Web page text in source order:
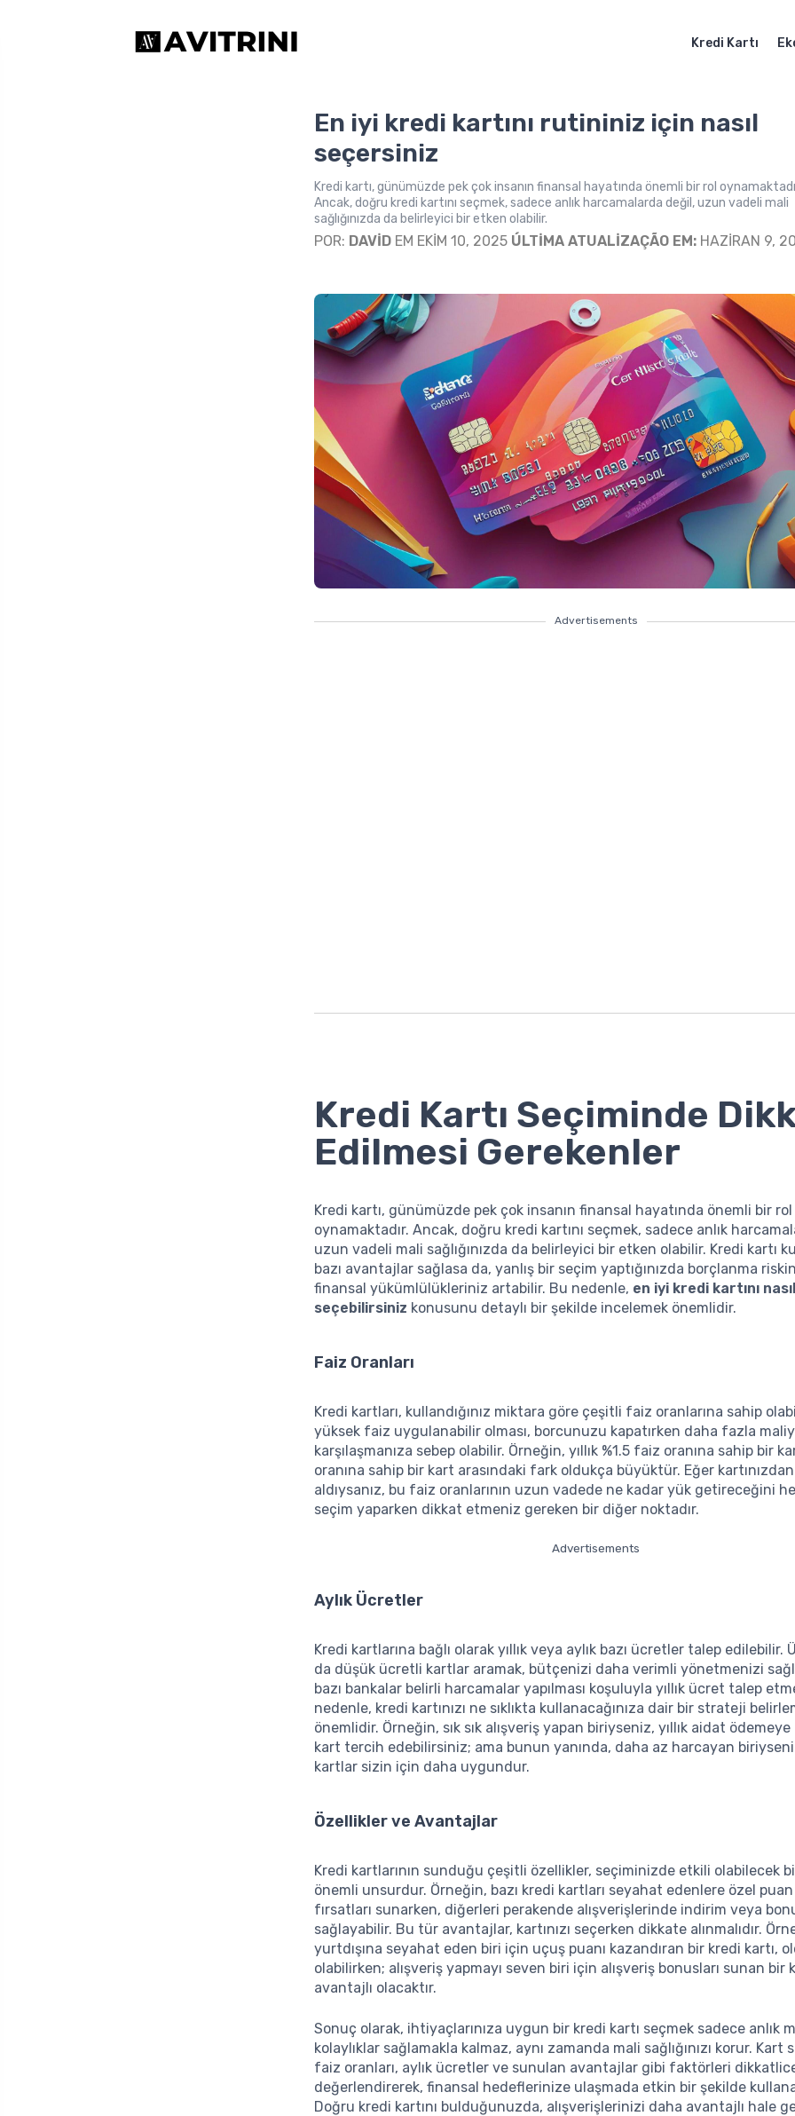
Kredi Kartı
En iyi kredi kartını rutininiz için nasıl
seçersiniz
Kredi kartı, günümüzde pek çok insanın finansal hayatında önemli bir rol
Ancak, doğru kredi kartını seçmek, sadece anlık harcamalarda değil, uzun vadeli mali
sağlığınızda da belirleyici bir etken olabilir.
POR: DAVID EM EKIM 10, 2025 ÚLTIMA ATUALIZAÇÃO EM: HAZIRAN 9,
Advertisements
Kredi Kartı Seçiminde
Edilmesi Gerekenler
Kredi kartı, günümüzde pek çok insanın finansal hayatında önemli bir rol
oynamaktadır. Ancak, doğru kredi kartını seçmek, sadece anlık
uzun vadeli mali sağlığınızda da belirleyici bir etken olabilir. Kredi kartı
bazı avantajlar sağlasa da, yanlış bir seçim yaptığınızda borçlanma
finansal yükümlülükleriniz artabilir. Bu nedenle, en iyi kredi kartını
seçebilirsiniz konusunu detaylı bir şekilde incelemek önemlidir.
Faiz Oranları
Kredi kartları, kullandığınız miktara göre çeşitli faiz oranlarına sahip
yüksek faiz uygulanabilir olması, borcunuzu kapatırken daha fazla
karşılaşmanıza sebep olabilir. Örneğin, yıllık %1.5 faiz oranına sahip bir
oranına sahip bir kart arasındaki fark oldukça büyüktür. Eğer
aldıysanız, bu faiz oranlarının uzun vadede ne kadar yük getireceğini
seçim yaparken dikkat etmeniz gereken bir diğer noktadır.
Advertisements
Aylık Ücretler
Kredi kartlarına bağlı olarak yıllık veya aylık bazı ücretler talep edilebilir.
da düşük ücretli kartlar aramak, bütçenizi daha verimli yönetmenizi
bazı bankalar belirli harcamalar yapılması koşuluyla yıllık ücret talep
nedenle, kredi kartınızı ne sıklıkta kullanacağınıza dair bir strateji
önemlidir. Örneğin, sık sık alışveriş yapan biriyseniz, yıllık aidat
kart tercih edebilirsiniz; ama bunun yanında, daha az harcayan
kartlar sizin için daha uygundur.
Özellikler ve Avantajlar
Kredi kartlarının sunduğu çeşitli özellikler, seçiminizde etkili olabilecek
önemli unsurdur. Örneğin, bazı kredi kartları seyahat edenlere özel
fırsatları sunarken, diğerleri perakende alışverişlerinde indirim veya
sağlayabilir. Bu tür avantajlar, kartınızı seçerken dikkate alınmalıdır.
yurtdışına seyahat eden biri için uçuş puanı kazandıran bir kredi kartı,
olabilirken; alışveriş yapmayı seven biri için alışveriş bonusları sunan bir
avantajlı olacaktır.
Sonuç olarak, ihtiyaçlarınıza uygun bir kredi kartı seçmek sadece anlık
kolaylıklar sağlamakla kalmaz, aynı zamanda mali sağlığınızı korur. Kart
faiz oranları, aylık ücretler ve sunulan avantajlar gibi faktörleri
değerlendirerek, finansal hedeflerinize ulaşmada etkin bir şekilde
Doğru kredi kartını bulduğunuzda, alışverişlerinizi daha avantajlı hale